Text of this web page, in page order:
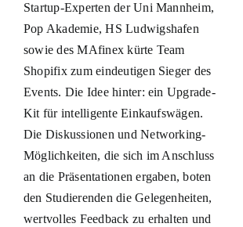
Startup-Experten der Uni Mannheim,
Pop Akademie, HS Ludwigshafen
sowie des MAfinex kürte Team
Shopifix zum eindeutigen Sieger des
Events. Die Idee hinter: ein Upgrade-
Kit für intelligente Einkaufswägen.
Die Diskussionen und Networking-
Möglichkeiten, die sich im Anschluss
an die Präsentationen ergaben, boten
den Studierenden die Gelegenheiten,
wertvolles Feedback zu erhalten und